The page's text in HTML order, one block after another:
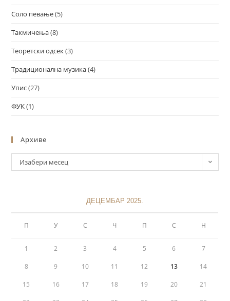
Соло певање(5)
Такмичења(8)
Теоретски одсек(3)
Традиционална музика(4)
Упис(27)
ФУК(1)
Архиве
Изабери месец
ДЕЦЕМБАР 2025.
П У С Ч П С Н
1 2 3 4 5 6 7
8 9 10 11 12 13 14
15 16 17 18 19 20 21